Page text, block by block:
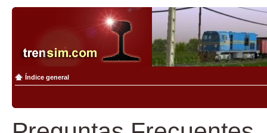
Índice general